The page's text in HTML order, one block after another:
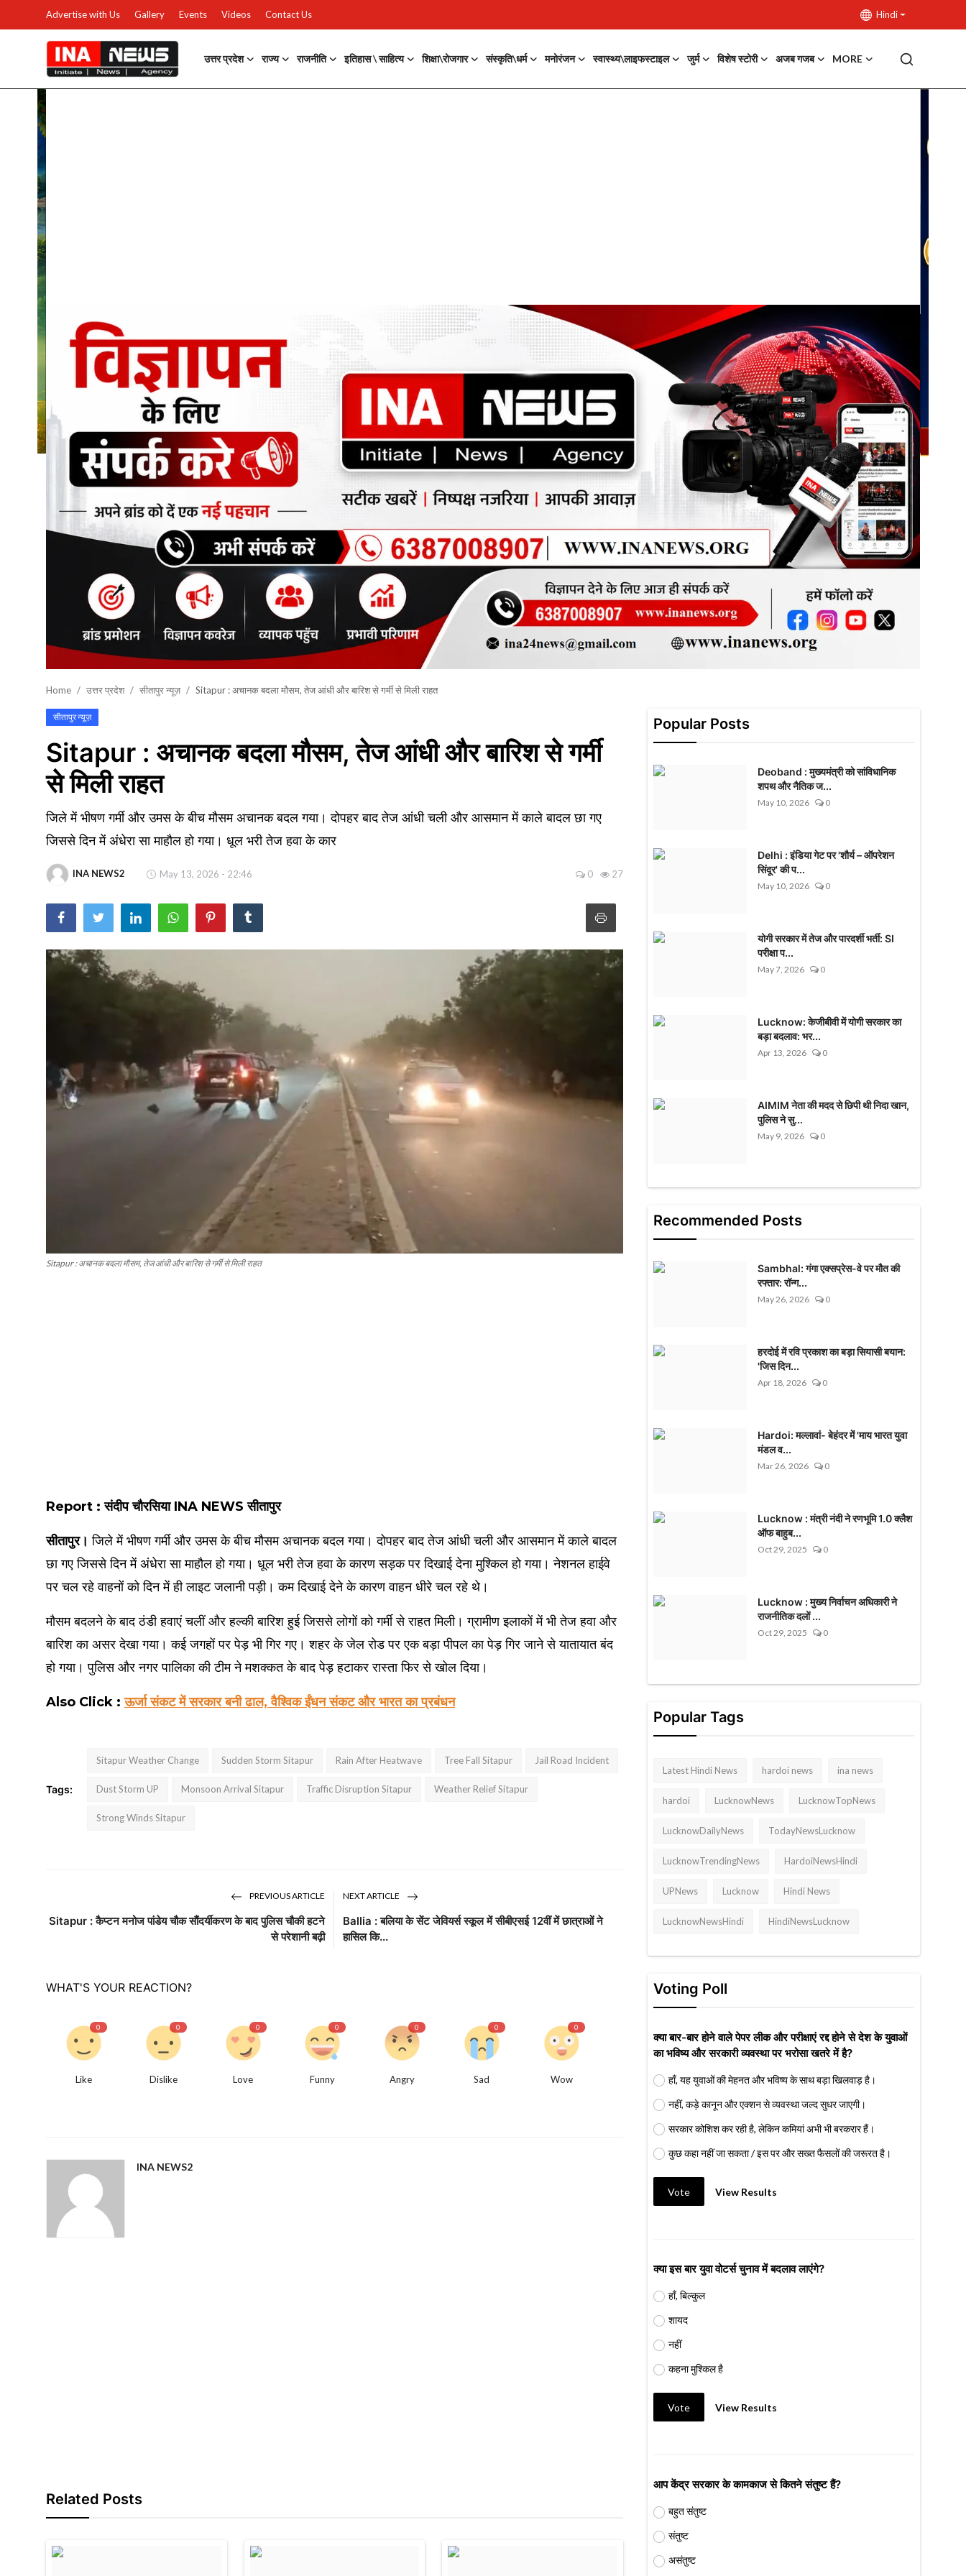
Advertise with Us Gallery Events Videos Contact Us Hindi
उत्तर प्रदेश राज्य राजनीति इतिहास \ साहित्य शिक्षा\रोजगार संस्कृति\धर्म मनोरंजन स्वास्थ्य\लाइफस्टाइल जुर्म विशेष स्टोरी अजब गजब MORE
उत्तर प्रदेश
Advertise with Us
Events
Gallery
राजनीति
Contacts
इतिहास \ साहित्य
शिक्षा\रोजगार
मनोरंजन
स्वास्थ्य\लाइफस्टाइल
अजब गजब
टेक्नोलॉजी / बिजनेस
वायरल न्यूज़
Home उत्तर प्रदेश सीतापुर न्यूज़ Sitapur : अचानक बदला मौसम, तेज आंधी और बारिश से गर्मी से मिली राहत
सीतापुर न्यूज़
Sitapur : अचानक बदला मौसम, तेज आंधी और बारिश से गर्मी
से मिली राहत
जिले में भीषण गर्मी और उमस के बीच मौसम अचानक बदल गया। दोपहर बाद तेज आंधी चली और आसमान में काले बादल छा गए
जिससे दिन में अंधेरा सा माहौल हो गया। धूल भरी तेज हवा के कार
INA NEWS2 May 13, 2026 - 22:46 0 27
Sitapur : अचानक बदला मौसम, तेज आंधी और बारिश से गर्मी से मिली राहत
Report : संदीप चौरसिया INA NEWS सीतापुर
सीतापुर।जिले में भीषण गर्मी और उमस के बीच मौसम अचानक बदल गया। दोपहर बाद तेज आंधी चली और आसमान में काले बादल
छा गए जिससे दिन में अंधेरा सा माहौल हो गया। धूल भरी तेज हवा के कारण सड़क पर दिखाई देना मुश्किल हो गया। नेशनल हाईवे
पर चल रहे वाहनों को दिन में ही लाइट जलानी पड़ी। कम दिखाई देने के कारण वाहन धीरे चल रहे थे।
मौसम बदलने के बाद ठंडी हवाएं चलीं और हल्की बारिश हुई जिससे लोगों को गर्मी से राहत मिली। ग्रामीण इलाकों में भी तेज हवा और
बारिश का असर देखा गया। कई जगहों पर पेड़ भी गिर गए। शहर के जेल रोड पर एक बड़ा पीपल का पेड़ गिर जाने से यातायात बंद
हो गया। पुलिस और नगर पालिका की टीम ने मशक्कत के बाद पेड़ हटाकर रास्ता फिर से खोल दिया।
Also Click :ऊर्जा संकट में सरकार बनी ढाल, वैश्विक ईंधन संकट और भारत का प्रबंधन
Tags:
Sitapur Weather Change Sudden Storm Sitapur Rain After Heatwave Tree Fall Sitapur Jail Road Incident
Dust Storm UP Monsoon Arrival Sitapur Traffic Disruption Sitapur Weather Relief Sitapur
Strong Winds Sitapur
PREVIOUS ARTICLE
Sitapur : कैप्टन मनोज पांडेय चौक सौंदर्यीकरण के बाद पुलिस चौकी हटने
से परेशानी बढ़ी
NEXT ARTICLE
Ballia : बलिया के सेंट जेवियर्स स्कूल में सीबीएसई 12वीं में छात्राओं ने
हासिल कि...
WHAT'S YOUR REACTION?
0
Like
0
Dislike
0
Love
0
Funny
0
Angry
0
Sad
0
Wow
INA NEWS2
Related Posts
Popular Posts
Deoband : मुख्यमंत्री को सांविधानिक
शपथ और नैतिक ज...
May 10, 2026 0
Delhi : इंडिया गेट पर 'शौर्य – ऑपरेशन
सिंदूर' की प...
May 10, 2026 0
योगी सरकार में तेज और पारदर्शी भर्ती: SI
परीक्षा प...
May 7, 2026 0
Lucknow: केजीबीवी में योगी सरकार का
बड़ा बदलाव: भर...
Apr 13, 2026 0
AIMIM नेता की मदद से छिपी थी निदा खान,
पुलिस ने सु...
May 9, 2026 0
Recommended Posts
Sambhal: गंगा एक्सप्रेस-वे पर मौत की
रफ्तार: रॉन्ग...
May 26, 2026 0
हरदोई में रवि प्रकाश का बड़ा सियासी बयान:
'जिस दिन...
Apr 18, 2026 0
Hardoi: मल्लावां- बेहंदर में 'माय भारत युवा
मंडल व...
Mar 26, 2026 0
Lucknow : मंत्री नंदी ने रणभूमि 1.0 क्लैश
ऑफ बाहुब...
Oct 29, 2025 0
Lucknow : मुख्य निर्वाचन अधिकारी ने
राजनीतिक दलों ...
Oct 29, 2025 0
Popular Tags
Latest Hindi News hardoi news ina news
hardoi LucknowNews LucknowTopNews
LucknowDailyNews TodayNewsLucknow
LucknowTrendingNews HardoiNewsHindi
UPNews Lucknow Hindi News
LucknowNewsHindi HindiNewsLucknow
Voting Poll
क्या बार-बार होने वाले पेपर लीक और परीक्षाएं रद्द होने से देश के युवाओं
का भविष्य और सरकारी व्यवस्था पर भरोसा खतरे में है?
हाँ, यह युवाओं की मेहनत और भविष्य के साथ बड़ा खिलवाड़ है।
नहीं, कड़े कानून और एक्शन से व्यवस्था जल्द सुधर जाएगी।
सरकार कोशिश कर रही है, लेकिन कमियां अभी भी बरकरार हैं।
कुछ कहा नहीं जा सकता / इस पर और सख्त फैसलों की जरूरत है।
Vote View Results
क्या इस बार युवा वोटर्स चुनाव में बदलाव लाएंगे?
हाँ, बिल्कुल
शायद
नहीं
कहना मुश्किल है
Vote View Results
आप केंद्र सरकार के कामकाज से कितने संतुष्ट हैं?
बहुत संतुष्ट
संतुष्ट
असंतुष्ट